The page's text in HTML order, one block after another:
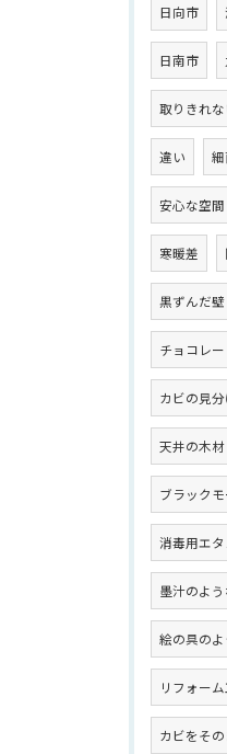
日向市
日南市
取りきれ
違い
安心な空間
寒暖差
黒ずんだ壁
チョコレー
カビの見
天井の木材
ブラック
消毒用エ
墨汁のよ
絵の具の
リフォー
カビをそ